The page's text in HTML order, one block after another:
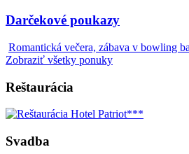
Darčekové poukazy
Romantická večera, zábava v bowling
Zobraziť všetky ponuky
Reštaurácia
Svadba